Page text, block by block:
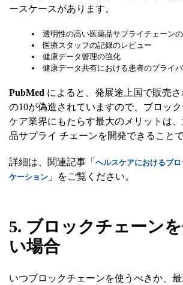
ースケースがあります。
透明性の高い医薬品サプライチェーン
医療スタッフの記録のレビュー
健康データ管理の強化
健康データ共有における患者のプライ
PubMed によると、発展途上国で販売
の10が偽造されていますので、ブロッ
ケア業界にもたらす最大のメリットは
品サプライ チェーンを開発できることで
詳細は、関連記事「 ヘルスケアにおけるブ
ケーション 」をご覧ください。
5. ブロックチェーン
い場合
いつブロックチェーンを使うべきか、